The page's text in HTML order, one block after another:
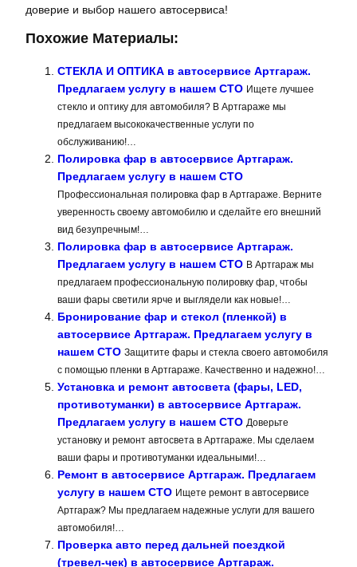
доверие и выбор нашего автосервиса!
Похожие Материалы:
СТЕКЛА И ОПТИКА в автосервисе Артгараж.
Предлагаем услугу в нашем СТО Ищете лучшее
стекло и оптику для автомобиля? В Артгараже мы
предлагаем высококачественные услуги по
обслуживанию!…
Полировка фар в автосервисе Артгараж.
Предлагаем услугу в нашем СТО
Профессиональная полировка фар в Артгараже. Верните
уверенность своему автомобилю и сделайте его внешний
вид безупречным!…
Полировка фар в автосервисе Артгараж.
Предлагаем услугу в нашем СТО В Артгараж мы
предлагаем профессиональную полировку фар, чтобы
ваши фары светили ярче и выглядели как новые!…
Бронирование фар и стекол (пленкой) в
автосервисе Артгараж. Предлагаем услугу в
нашем СТО Защитите фары и стекла своего автомобиля
с помощью пленки в Артгараже. Качественно и надежно!…
Установка и ремонт автосвета (фары, LED,
противотуманки) в автосервисе Артгараж.
Предлагаем услугу в нашем СТО Доверьте
установку и ремонт автосвета в Артгараже. Мы сделаем
ваши фары и противотуманки идеальными!…
Ремонт в автосервисе Артгараж. Предлагаем
услугу в нашем СТО Ищете ремонт в автосервисе
Артгараж? Мы предлагаем надежные услуги для вашего
автомобиля!…
Проверка авто перед дальней поездкой
(тревел-чек) в автосервисе Артгараж.